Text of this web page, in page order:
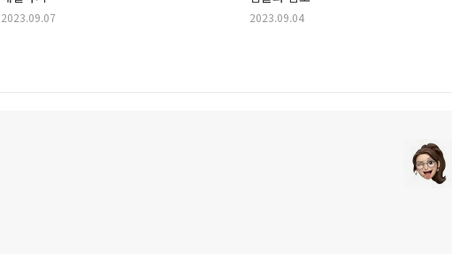
2023.09.07 2023.09.04